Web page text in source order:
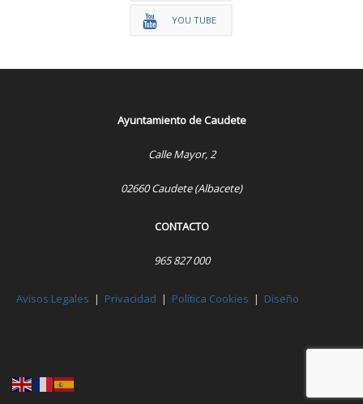
YOU TUBE
Ayuntamiento de Caudete
Calle Mayor, 2
02660 Caudete (Albacete)
CONTACTO
965 827 000
Avisos Legales | Privacidad | Política Cookies | Diseño